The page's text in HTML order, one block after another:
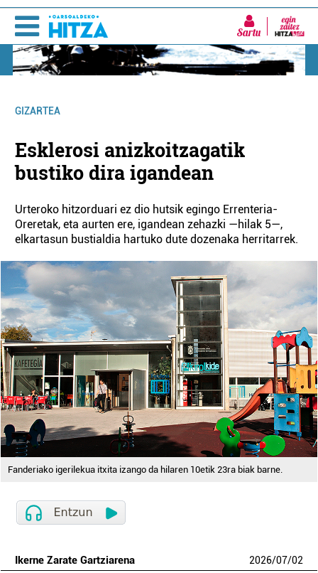
Sartu
GIZARTEA
Esklerosi anizkoitzagatik
bustiko dira igandean
Urteroko hitzorduari ez dio hutsik egingo Errenteria-
Oreretak, eta aurten ere, igandean zehazki —hilak 5—,
elkartasun bustialdia hartuko dute dozenaka herritarrek.
Fanderiako igerilekua itxita izango da hilaren 10etik 23ra biak barne.
Ikerne Zarate Gartziarena 2026/07/02